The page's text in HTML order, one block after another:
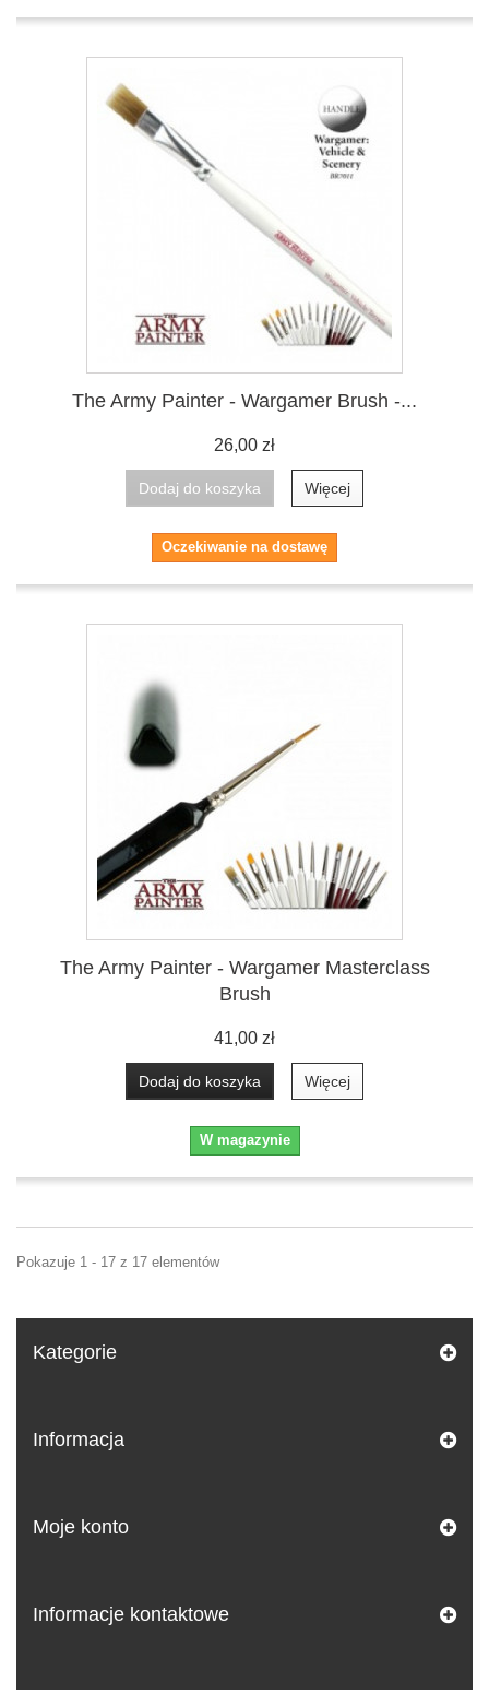
The Army Painter - Wargamer Brush -...
26,00 zł
Dodaj do koszyka Więcej
Oczekiwanie na dostawę
The Army Painter - Wargamer Masterclass
Brush
41,00 zł
Dodaj do koszyka Więcej
W magazynie
Pokazuje 1 - 17 z 17 elementów
Kategorie
Informacja
Moje konto
Informacje kontaktowe